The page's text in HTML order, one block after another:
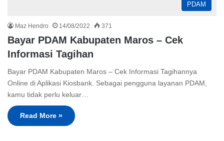
PDAM
Maz Hendro 14/08/2022 371
Bayar PDAM Kabupaten Maros – Cek
Informasi Tagihan
Bayar PDAM Kabupaten Maros – Cek Informasi Tagihannya
Online di Aplikasi Kiosbank. Sebagai pengguna layanan PDAM,
kamu tidak perlu keluar…
Read More »